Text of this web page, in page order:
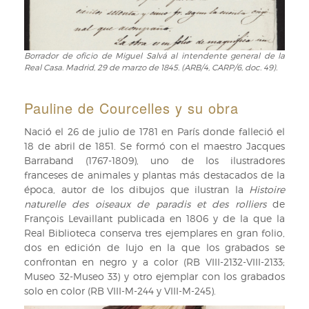
52).
les
colombes
exotiques"
Pauline
de
Courcelles
(ARB/4,
CARP/6)
Borrador
de
de
Miguel
Salvá
al
intendente
general
de
la
Real
Casa.
Madrid,
29
de
marzo
de
Borrador de oficio de Miguel Salvá al intendente general de la
Real Casa. Madrid, 29 de marzo de 1845. (ARB/4, CARP/6, doc. 49).
Pauline de Courcelles y su obra
Nació el 26 de julio de 1781 en París donde falleció el
18 de abril de 1851. Se formó con el maestro Jacques
Barraband (1767-1809), uno de los ilustradores
franceses de animales y plantas más destacados de la
época, autor de los dibujos que ilustran la
Histoire
naturelle des oiseaux de paradis et des rolliersde
François Levaillant publicada en 1806 y de la que la
Real Biblioteca conserva tres ejemplares en gran folio,
dos en edición de lujo en la que los grabados se
confrontan en negro y a color (RB VIII-2132-VIII-2133;
Museo 32-Museo 33) y otro ejemplar con los grabados
solo en color (RB VIII-M-244 y VIII-M-245).